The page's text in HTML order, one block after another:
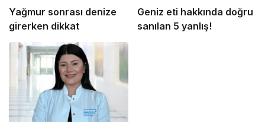
Yağmur sonrası denize
girerken dikkat
Geniz eti hakkında doğru
sanılan 5 yanlış!